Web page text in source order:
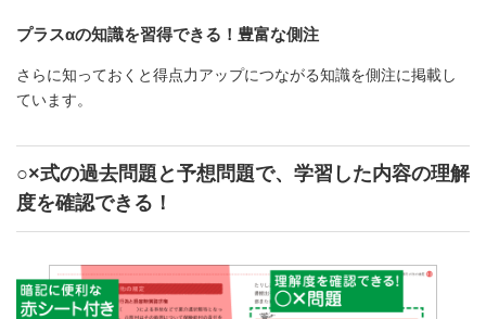
プラスαの知識を習得できる！豊富な側注
さらに知っておくと得点力アップにつながる知識を側注に掲載し
ています。
○×式の過去問題と予想問題で、学習した内容の理解
度を確認できる！